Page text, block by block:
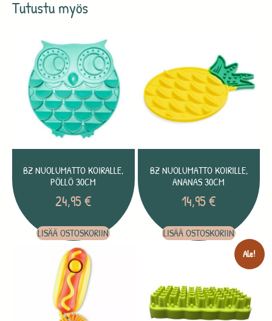
Tutustu myös
BZ NUOLUMATTO KOIRALLE,
PÖLLÖ 30CM
24,95€
LISÄÄ OSTOSKORIIN
BZ NUOLUMATTO KOIRILLE,
ANANAS 30CM
14,95€
LISÄÄ OSTOSKORIIN
Ale!